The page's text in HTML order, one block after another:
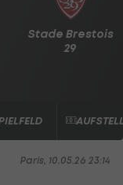
Stade Brestois
29
Paris, 10.05.26 23:14